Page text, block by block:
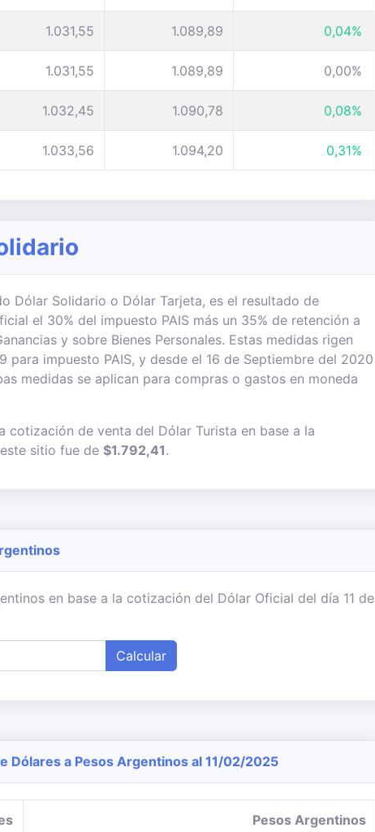
1.031,55 1.089,89 0,04%
1.031,55 1.089,89 0,00%
1.032,45 1.090,78 0,08%
1.033,56 1.094,20 0,31%
Dólar Solidario o Dólar Tarjeta, es el resultado de
el 30% del impuesto PAIS más un 35% de retención a
y sobre Bienes Personales. Estas medidas rigen
para impuesto PAIS, y desde el 16 de Septiembre del 2020
medidas se aplican para compras o gastos en moneda
cotización de venta del Dólar Turista en base a la
sitio fue de $1.792,41.
en base a la cotización del Dólar Oficial del día 11 de
Calcular
Dólares a Pesos Argentinos al 11/02/2025
Pesos Argentinos